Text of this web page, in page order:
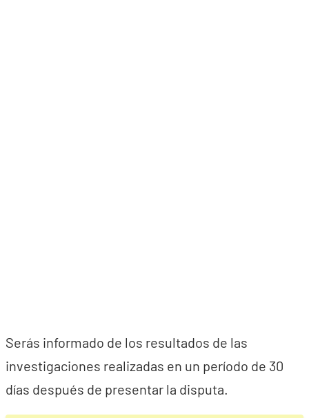
Serás informado de los resultados de las
investigaciones realizadas en un período de 30
días después de presentar la disputa.